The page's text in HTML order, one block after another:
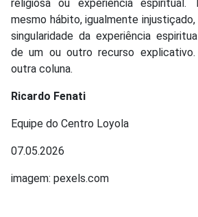
religiosa ou experiência espiritual.
mesmo hábito, igualmente
singularidade da experiência
de um ou outro recurso
outra coluna.
Ricardo Fenati
Equipe do Centro Loyola
07.05.2026
imagem: pexels.com